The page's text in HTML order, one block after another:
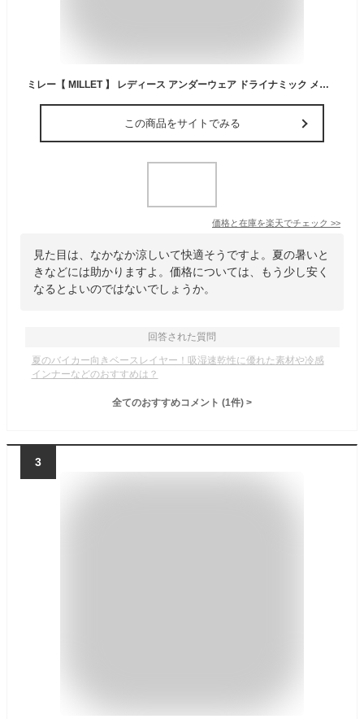
ミレー【 MILLET 】 レディース アンダーウェア ドライナミック メッシュ ショートスリーブ 2025年春夏継続MODEL 【 MIV01278 ベースレイヤー アンダー インナー 下着 女性 アウトドア 登山 】【翌日配達対象】【メール便は翌日配達不可】[M便 1/1][自社倉庫]
この商品をサイトでみる
価格と在庫を楽天でチェック >>
見た目は、なかなか涼しいて快適そうですよ。夏の暑いと
きなどには助かりますよ。価格については、もう少し安く
なるとよいのではないでしょうか。
回答された質問
夏のバイカー向きベースレイヤー！吸湿速乾性に優れた素材や冷感
インナーなどのおすすめは？
全てのおすすめコメント (1件) >
3